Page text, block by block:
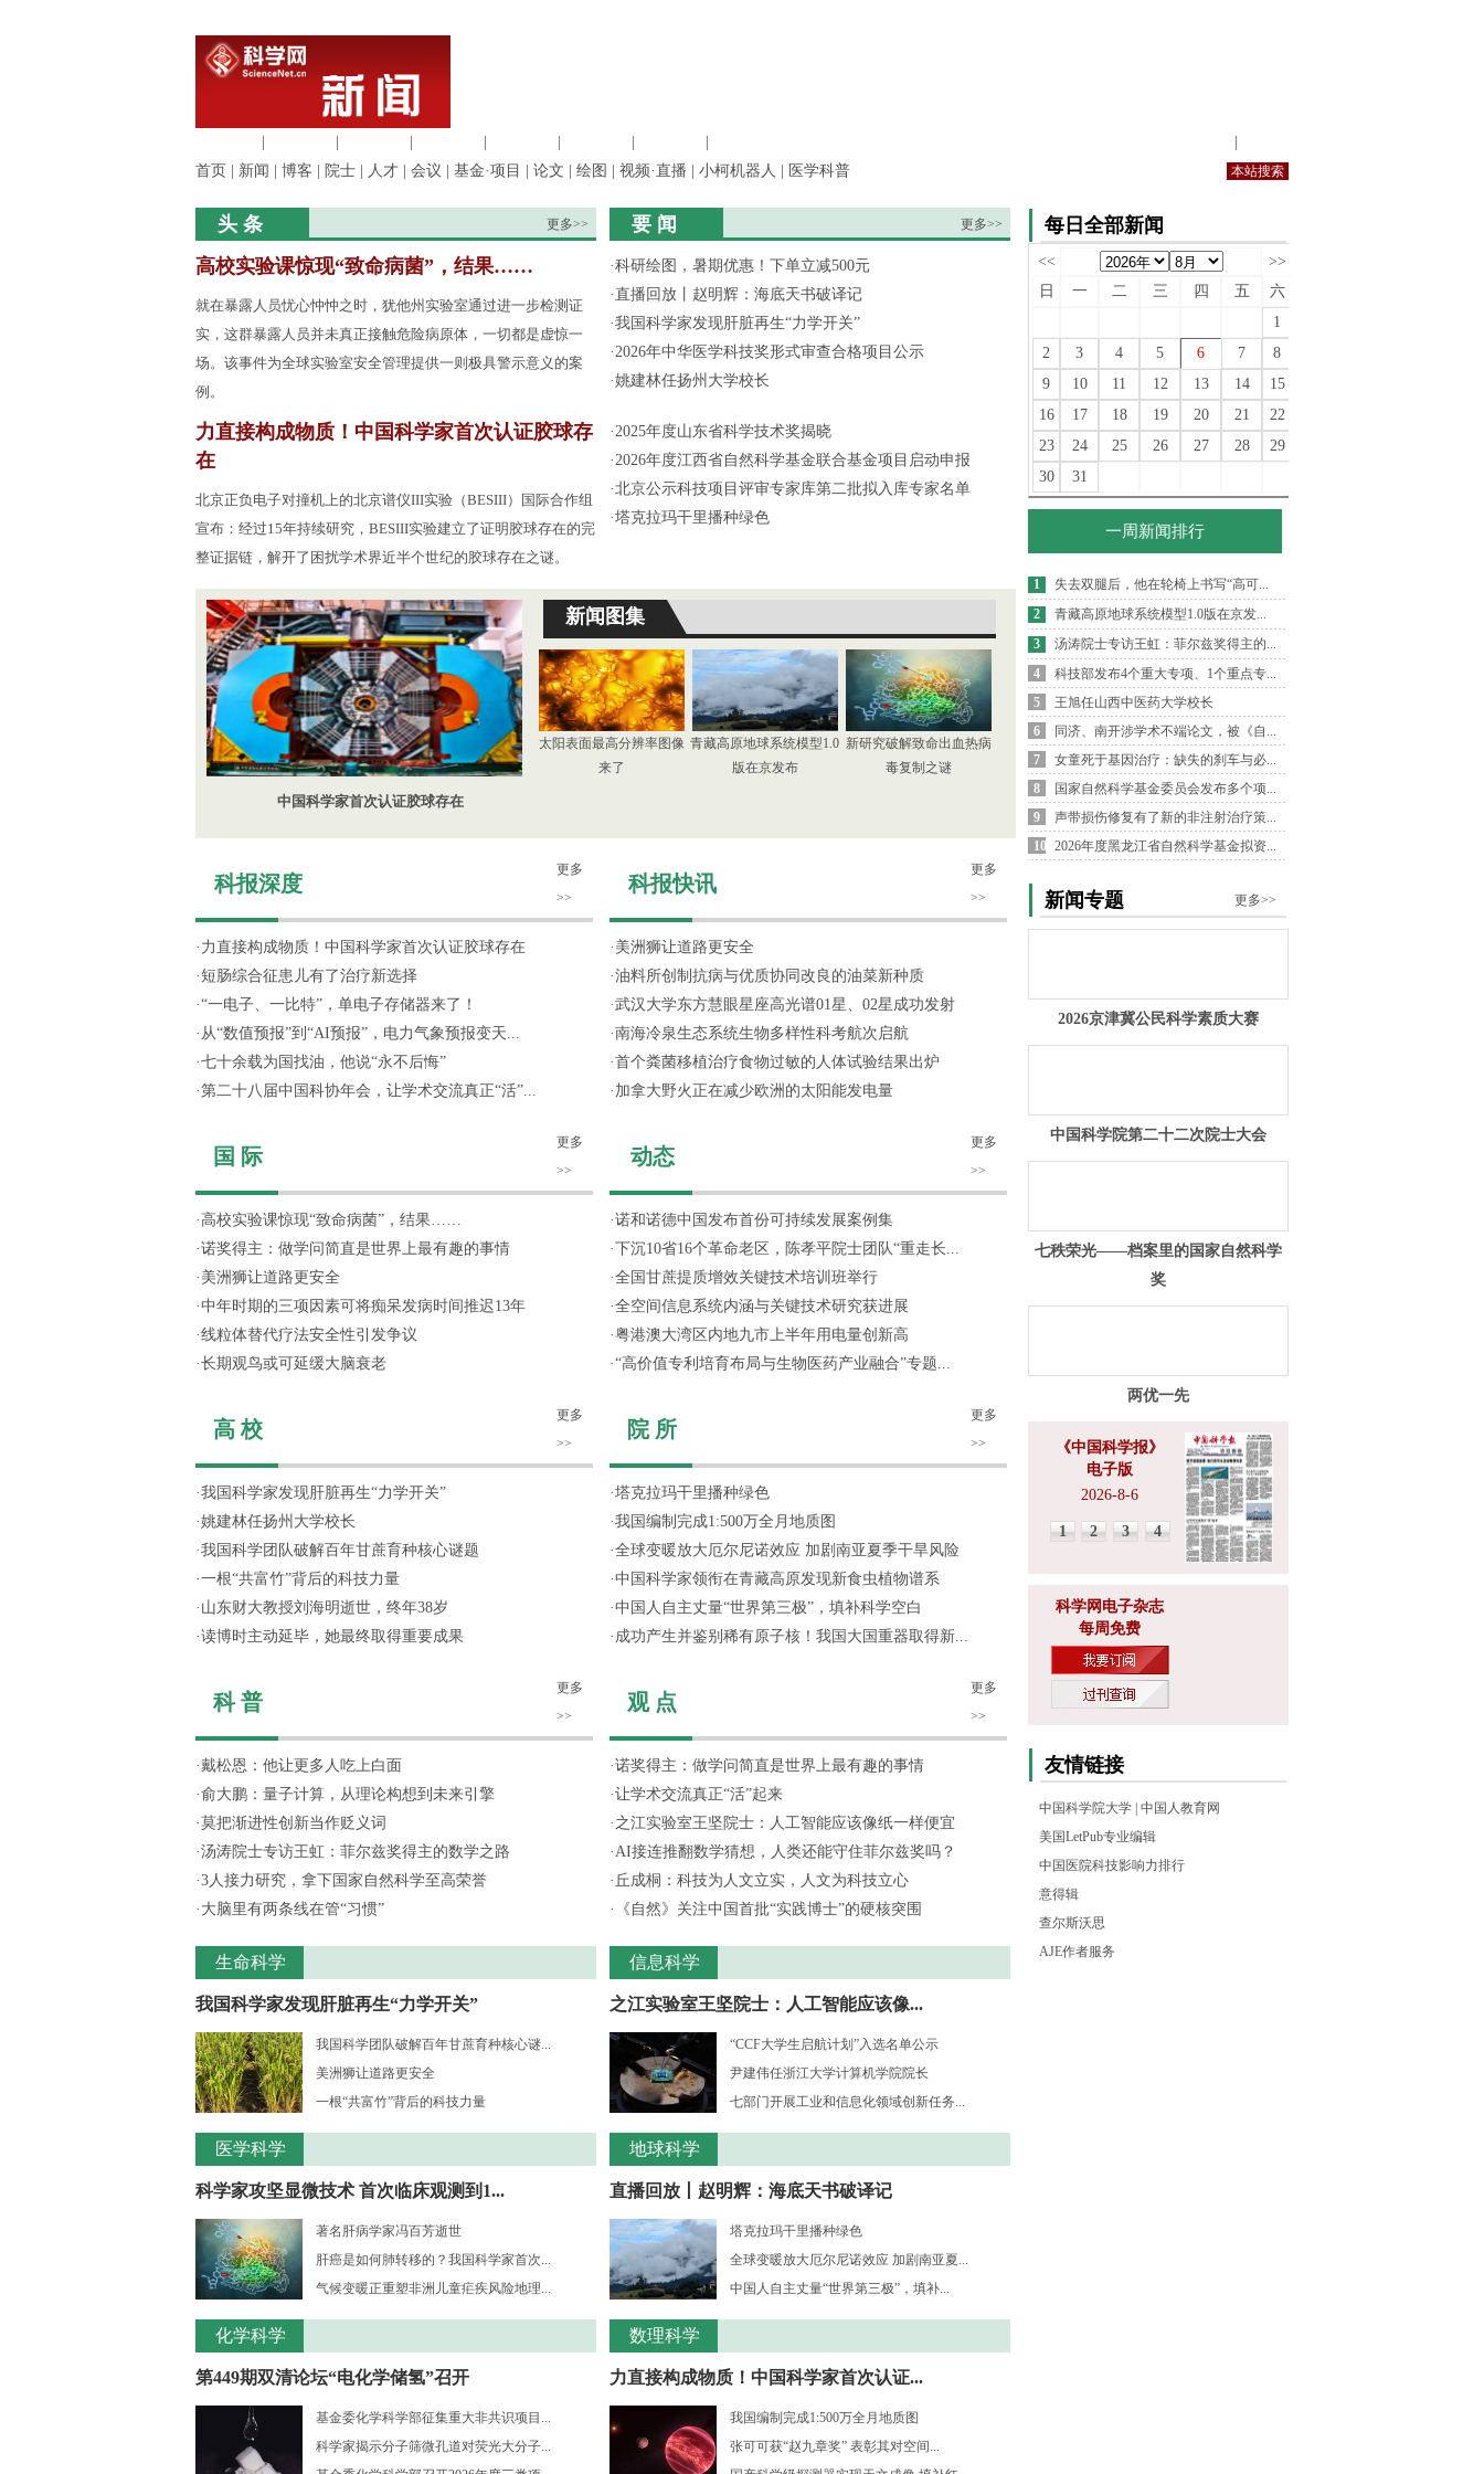
首页
新闻 博客 院士 人才 会议 基金·项目 论文 绘图 视频·直播 小柯机器人 医学科普
头 条 更多>>
高校实验课惊现“致命病菌”，结果……
就在暴露人员忧心忡忡之时，犹他州实验室通过进一步检测证
实，这群暴露人员并未真正接触危险病原体，一切都是虚惊一
场。该事件为全球实验室安全管理提供一则极具警示意义的案
例。
力直接构成物质！中国科学家首次认证胶球存
在
北京正负电子对撞机上的北京谱仪III实验（BESIII）国际合作组
宣布：经过15年持续研究，BESIII实验建立了证明胶球存在的完
整证据链，解开了困扰学术界近半个世纪的胶球存在之谜。
要 闻 更多>>
·科研绘图，暑期优惠！下单立减500元
·直播回放丨赵明辉：海底天书破译记
·我国科学家发现肝脏再生“力学开关”
·2026年中华医学科技奖形式审查合格项目公示
·姚建林任扬州大学校长
·2025年度山东省科学技术奖揭晓
·2026年度江西省自然科学基金联合基金项目启动申报
·北京公示科技项目评审专家库第二批拟入库专家名单
·塔克拉玛干里播种绿色
中国科学家首次认证胶球存在
新闻图集
太阳表面最高分辨率图像
来了
青藏高原地球系统模型1.0
版在京发布
新研究破解致命出血热病
毒复制之谜
科报深度
更多
>>
· 力直接构成物质！中国科学家首次认证胶球存在
· 短肠综合征患儿有了治疗新选择
·“一电子、一比特”，单电子存储器来了！
· 从“数值预报”到“AI预报”，电力气象预报变天...
·七十余载为国找油，他说“永不后悔”
·第二十八届中国科协年会，让学术交流真正“活”...
国 际
更多
>>
· 高校实验课惊现“致命病菌”，结果……
·诺奖得主：做学问简直是世界上最有趣的事情
· 美洲狮让道路更安全
·中年时期的三项因素可将痴呆发病时间推迟13年
·线粒体替代疗法安全性引发争议
·长期观鸟或可延缓大脑衰老
高 校
更多
>>
·我国科学家发现肝脏再生“力学开关”
·姚建林任扬州大学校长
·我国科学团队破解百年甘蔗育种核心谜题
·一根“共富竹”背后的科技力量
· 山东财大教授刘海明逝世，终年38岁
·读博时主动延毕，她最终取得重要成果
科 普
更多
>>
·戴松恩：他让更多人吃上白面
·俞大鹏：量子计算，从理论构想到未来引擎
·莫把渐进性创新当作贬义词
·汤涛院士专访王虹：菲尔兹奖得主的数学之路
·3人接力研究，拿下国家自然科学至高荣誉
· 大脑里有两条线在管“习惯”
生命科学
我国科学家发现肝脏再生“力学开关”
我国科学团队破解百年甘蔗育种核心谜...
美洲狮让道路更安全
一根“共富竹”背后的科技力量
医学科学
科学家攻坚显微技术 首次临床观测到1...
著名肝病学家冯百芳逝世
肝癌是如何肺转移的？我国科学家首次...
气候变暖正重塑非洲儿童疟疾风险地理...
化学科学
第449期双清论坛“电化学储氢”召开
基金委化学科学部征集重大非共识项目...
科学家揭示分子筛微孔道对荧光大分子...
科报快讯
更多
>>
· 美洲狮让道路更安全
·油料所创制抗病与优质协同改良的油菜新种质
·武汉大学东方慧眼星座高光谱01星、02星成功发射
·南海冷泉生态系统生物多样性科考航次启航
·首个粪菌移植治疗食物过敏的人体试验结果出炉
· 加拿大野火正在减少欧洲的太阳能发电量
动态
更多
>>
·诺和诺德中国发布首份可持续发展案例集
·下沉10省16个革命老区，陈孝平院士团队“重走长...
·全国甘蔗提质增效关键技术培训班举行
·全空间信息系统内涵与关键技术研究获进展
·粤港澳大湾区内地九市上半年用电量创新高
·“高价值专利培育布局与生物医药产业融合”专题...
院 所
更多
>>
·塔克拉玛干里播种绿色
·我国编制完成1:500万全月地质图
·全球变暖放大厄尔尼诺效应 加剧南亚夏季干旱风险
·中国科学家领衔在青藏高原发现新食虫植物谱系
·中国人自主丈量“世界第三极”，填补科学空白
· 成功产生并鉴别稀有原子核！我国大国重器取得新...
观 点
更多
>>
·诺奖得主：做学问简直是世界上最有趣的事情
·让学术交流真正“活”起来
· 之江实验室王坚院士：人工智能应该像纸一样便宜
·AI接连推翻数学猜想，人类还能守住菲尔兹奖吗？
· 丘成桐：科技为人文立实，人文为科技立心
·
《自然》关注中国首批“实践博士”的硬核突围
信息科学
之江实验室王坚院士：人工智能应该像...
“CCF大学生启航计划”入选名单公示
尹建伟任浙江大学计算机学院院长
七部门开展工业和信息化领域创新任务...
地球科学
直播回放丨赵明辉：海底天书破译记
塔克拉玛干里播种绿色
全球变暖放大厄尔尼诺效应 加剧南亚夏...
中国人自主丈量“世界第三极”，填补...
数理科学
力直接构成物质！中国科学家首次认证...
我国编制完成1:500万全月地质图
张可可获“赵九章奖” 表彰其对空间...
每日全部新闻
<<
>>
日
一 二 三 四 五
六
1
2
3 4 5 6 7
8
9
10 11 12 13 14
15
16
17 18 19 20 21
22
23
24 25 26 27 28
29
30
31
一周新闻排行
1
失去双腿后，他在轮椅上书写“高可...
2
青藏高原地球系统模型1.0版在京发...
3
汤涛院士专访王虹：菲尔兹奖得主的...
4
科技部发布4个重大专项、1个重点专...
5
王旭任山西中医药大学校长
6
同济、南开涉学术不端论文，被《自...
7
女童死于基因治疗：缺失的刹车与必...
8
国家自然科学基金委员会发布多个项...
9
声带损伤修复有了新的非注射治疗策...
10 2026年度黑龙江省自然科学基金拟资...
新闻专题 更多>>
2026京津冀公民科学素质大赛
中国科学院第二十二次院士大会
七秩荣光——档案里的国家自然科学
奖
两优一先
《中国科学报》
电子版
2026-8-6
1 2 3 4
科学网电子杂志
每周免费
友情链接
中国科学院大学 中国人教育网
美国LetPub专业编辑
中国医院科技影响力排行
意得辑
查尔斯沃思
AJE作者服务